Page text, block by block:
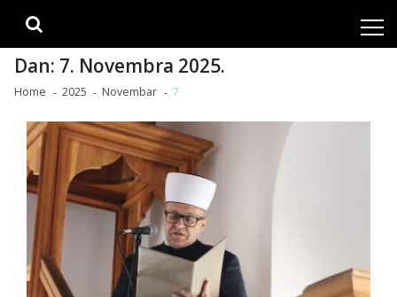
Dan: 7. Novembra 2025.
Home 2025 Novembar 7